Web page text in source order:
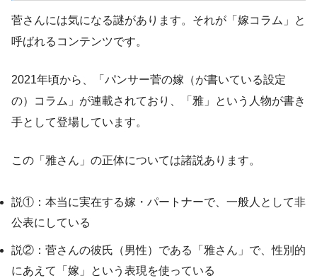
菅さんには気になる謎があります。それが「嫁コラム」と
呼ばれるコンテンツです。
2021年頃から、「パンサー菅の嫁（が書いている設定
の）コラム」が連載されており、「雅」という人物が書き
手として登場しています。
この「雅さん」の正体については諸説あります。
説①：本当に実在する嫁・パートナーで、一般人として非
公表にしている
説②：菅さんの彼氏（男性）である「雅さん」で、性別的
にあえて「嫁」という表現を使っている